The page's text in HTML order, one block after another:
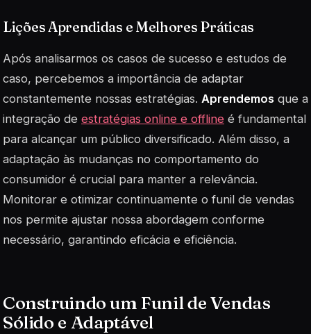
Lições Aprendidas e Melhores Práticas
Após analisarmos os casos de sucesso e estudos de
caso, percebemos a importância de adaptar
constantemente nossas estratégias. Aprendemos que a
integração de estratégias online e offline é fundamental
para alcançar um público diversificado. Além disso, a
adaptação às mudanças no comportamento do
consumidor é crucial para manter a relevância.
Monitorar e otimizar continuamente o funil de vendas
nos permite ajustar nossa abordagem conforme
necessário, garantindo eficácia e eficiência.
Construindo um Funil de Vendas
Sólido e Adaptável